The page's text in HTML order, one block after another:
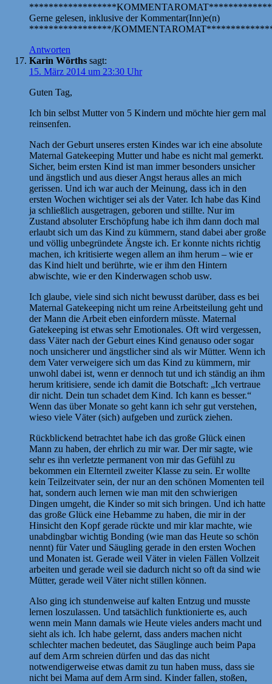
Gerne gelesen, inklusive der Kommentar(Inn)e(n)
*****************/
Antworten
Karin Wörths sagt:
15. März 2014 um 23:30 Uhr
Guten Tag,
Ich bin selbst Mutter von 5 Kindern und möchte hier gern mal
reinsenfen.
Nach der Geburt unseres ersten Kindes war ich eine absolute
Maternal Gatekeeping Mutter und habe es nicht mal gemerkt.
Sicher, beim ersten Kind ist man immer besonders unsicher
und ängstlich und aus dieser Angst heraus alles an mich
gerissen. Und ich war auch der Meinung, dass ich in den
ersten Wochen wichtiger sei als der Vater. Ich habe das Kind
ja schließlich ausgetragen, geboren und stillte. Nur im
Zustand absoluter Erschöpfung habe ich ihm dann doch mal
erlaubt sich um das Kind zu kümmern, stand dabei aber große
und völlig unbegründete Ängste ich. Er konnte nichts richtig
machen, ich kritisierte wegen allem an ihm herum – wie er
das Kind hielt und berührte, wie er ihm den Hintern
abwischte, wie er den Kinderwagen schob usw.
Ich glaube, viele sind sich nicht bewusst darüber, dass es bei
Maternal Gatekeeping nicht um reine Arbeitsteilung geht und
der Mann die Arbeit eben einfordern müsste. Maternal
Gatekeeping ist etwas sehr Emotionales. Oft wird vergessen,
dass Väter nach der Geburt eines Kind genauso oder sogar
noch unsicherer und ängstlicher sind als wir Mütter. Wenn ich
dem Vater verweigere sich um das Kind zu kümmern, mir
unwohl dabei ist, wenn er dennoch tut und ich ständig an ihm
herum kritisiere, sende ich damit die Botschaft: „Ich vertraue
dir nicht. Dein tun schadet dem Kind. Ich kann es besser.“
Wenn das über Monate so geht kann ich sehr gut verstehen,
wieso viele Väter (sich) aufgeben und zurück ziehen.
Rückblickend betrachtet habe ich das große Glück einen
Mann zu haben, der ehrlich zu mir war. Der mir sagte, wie
sehr es ihn verletzte permanent von mir das Gefühl zu
bekommen ein Elternteil zweiter Klasse zu sein. Er wollte
kein Teilzeitvater sein, der nur an den schönen Momenten teil
hat, sondern auch lernen wie man mit den schwierigen
Dingen umgeht, die Kinder so mit sich bringen. Und ich hatte
das große Glück eine Hebamme zu haben, die mir in der
Hinsicht den Kopf gerade rückte und mir klar machte, wie
unabdingbar wichtig Bonding (wie man das Heute so schön
nennt) für Vater und Säugling gerade in den ersten Wochen
und Monaten ist. Gerade weil Väter in vielen Fällen Vollzeit
arbeiten und gerade weil sie dadurch nicht so oft da sind wie
Mütter, gerade weil Väter nicht stillen können.
Also ging ich stundenweise auf kalten Entzug und musste
lernen loszulassen. Und tatsächlich funktionierte es, auch
wenn mein Mann damals wie Heute vieles anders macht und
sieht als ich. Ich habe gelernt, dass anders machen nicht
schlechter machen bedeutet, das Säuglinge auch beim Papa
auf dem Arm schreien dürfen und das das nicht
notwendigerweise etwas damit zu tun haben muss, dass sie
nicht bei Mama auf dem Arm sind. Kinder fallen, stoßen,